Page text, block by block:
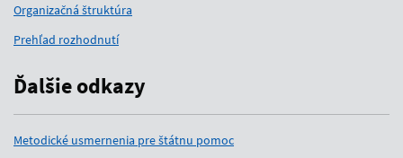
Organizačná štruktúra
Prehľad rozhodnutí
Ďalšie odkazy
Metodické usmernenia pre štátnu pomoc